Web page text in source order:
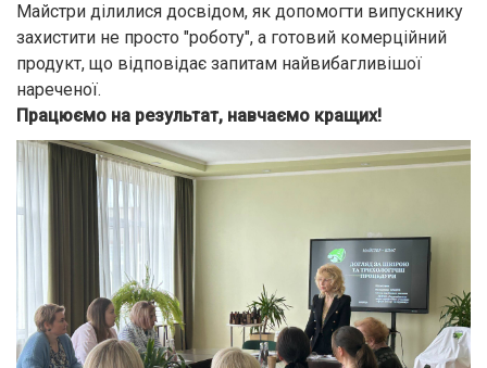
Майстри ділилися досвідом, як допомогти випускнику
захистити не просто "роботу", а готовий комерційний
продукт, що відповідає запитам найвибагливішої
нареченої.
Працюємо на результат, навчаємо кращих!